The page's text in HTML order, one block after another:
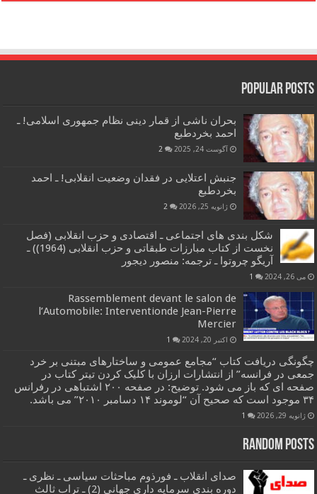
Popular Posts
بحران ناشی از قمار دینی نظام جمهوری اسلامی! ـ
احمد بخردطبع
آگوست 24, 2025 2
جنبش اعتلایی در فقدان وضعیت انقلابی! ـ احمد
بخردطبع
ژانویه 25, 2026 2
شکل بندی های اجتماعی ـ اقتصادی و حزب انقلابی (فصل
نخست از کتاب مبارزات طبقاتی و حزب انقلابی (1964)) ـ
آریگو چروتوا ـ ترجمه: منصور دیجور
می 26, 2024 1
Rassemblement devant le salon de
l’Automobile: Interventionde Jean-Pierre
Mercier
اکتبر 20, 2024 1
چگونگی دریافت کتاب “مجامع عمومی و ساختارهای مبتنی بر خرد
جمعی در فرانسه” از انتشارات ارزان با کلیک کردن تیتر کتاب در
صفحه ای که باز می شود. توضیح: در صفحه ۲۰۰ اشتباهی در رفرانس
۳۴ موجود است که صحیح آن “لوموند ۱۴ دسامبر ۲۰۱۰” می باشد.
ژانویه 29, 2026 1
Random Posts
صدای انقلاب ـ فورذوم مباحثات سیاسی ـ نظری ـ
دوره بندی سرمایه داری جهانی (2) ـ تراب ثالث